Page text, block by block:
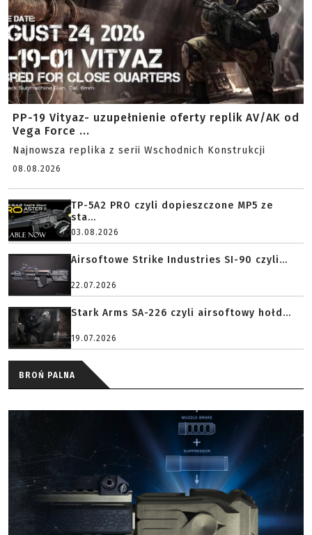
PP-19 Vityaz- uzupełnienie oferty replik AV/AK od
Vega Force ...
Najnowsza replika z serii Wschodnich Konstrukcji
08.08.2026
TP-5A2 PRO czyli dopieszczone MP5 ze
sta...
03.08.2026
Airsoftowe Strike Industries SI-90 czyli...
22.07.2026
Stark Arms SA-226 czyli airsoftowy hołd...
19.07.2026
BROŃ PALNA